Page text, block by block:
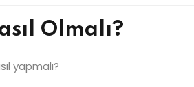
Olmalı?
yapmalı?